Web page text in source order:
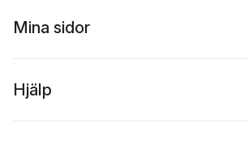
Mina sidor
Hjälp